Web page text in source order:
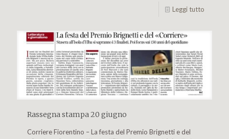
Leggi tutto
Rassegna stampa 20 giugno
Corriere Fiorentino – La festa del Premio Brignetti e del